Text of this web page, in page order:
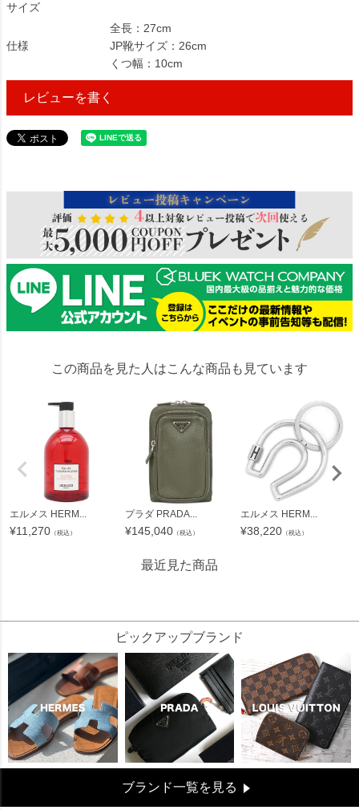
サイズ
仕様
全長：27cm
JP靴サイズ：26cm
くつ幅：10cm
レビューを書く
この商品を見た人はこんな商品も見ています
エルメス HERM...
¥11,270 （税込）
プラダ PRADA...
¥145,040 （税込）
エルメス HERM...
¥38,220 （税込）
最近見た商品
ピックアップブランド
ブランド一覧を見る